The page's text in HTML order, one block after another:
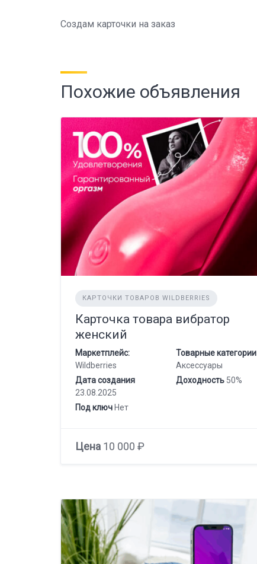
Создам карточки на заказ
Похожие объявления
КАРТОЧКИ ТОВАРОВ WILDBERRIES
Карточка товара вибратор
женский
Маркетплейс:
Wildberries
Товарные категории
Аксессуары
Дата создания
23.08.2025
Доходность 50%
Под ключ Нет
Цена 10 000 ₽